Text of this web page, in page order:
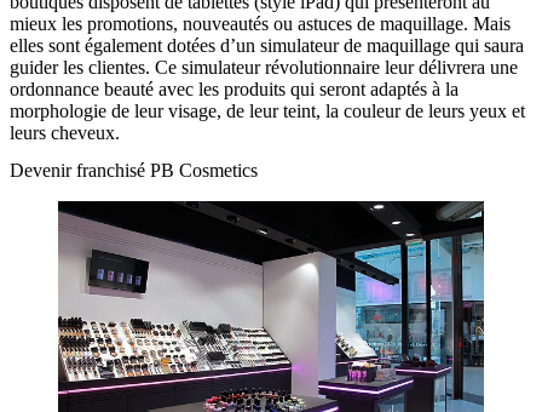
mieux les promotions, nouveautés ou astuces de maquillage. Mais
elles sont également dotées d’un simulateur de maquillage qui saura
guider les clientes. Ce simulateur révolutionnaire leur délivrera une
ordonnance beauté avec les produits qui seront adaptés à la
morphologie de leur visage, de leur teint, la couleur de leurs yeux et
leurs cheveux.
Devenir franchisé PB Cosmetics